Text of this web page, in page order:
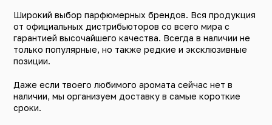
Широкий выбор парфюмерных брендов. Вся продукция
от официальных дистрибьюторов со всего мира с
гарантией высочайшего качества. Всегда в наличии не
только популярные, но также редкие и эксклюзивные
позиции.
Даже если твоего любимого аромата сейчас нет в
наличии, мы организуем доставку в самые короткие
сроки.